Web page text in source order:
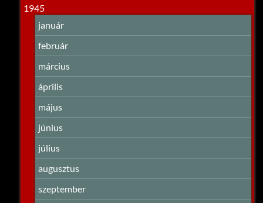
1945
január
február
március
április
május
június
július
augusztus
szeptember